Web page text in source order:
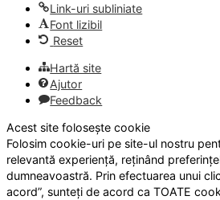
Link-uri subliniate
Font lizibil
Reset
Hartă site
Ajutor
Feedback
Acest site folosește cookie
Folosim cookie-uri pe site-ul nostru
relevantă experiență, reținând
dumneavoastră. Prin efectuarea unui
acord”, sunteți de acord ca TOATE